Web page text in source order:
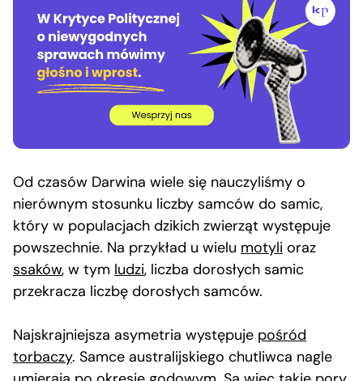
Od czasów Darwina wiele się nauczyliśmy o
nierównym stosunku liczby samców do samic,
który w populacjach dzikich zwierząt występuje
powszechnie. Na przykład u wielu motyli oraz
ssaków, w tym ludzi, liczba dorosłych samic
przekracza liczbę dorosłych samców.
Najskrajniejsza asymetria występuje pośród
torbaczy. Samce australijskiego chutliwca nagle